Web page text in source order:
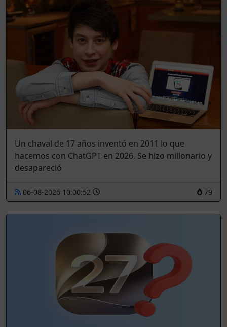
Un chaval de 17 años inventó en 2011 lo que
hacemos con ChatGPT en 2026. Se hizo millonario y
desapareció
79
06-08-2026 10:00:52